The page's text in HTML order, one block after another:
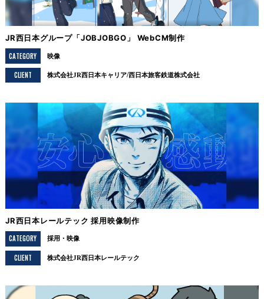
JR西日本グループ「JOBJOBGO」 WebCM制作
CATEGORY
映像
CLIENT 株式会社JR西日本キャリア/西日本旅客鉄道株式会社
JR西日本レールテック 採用映像制作
CATEGORY
採用 映像
CLIENT 株式会社JR西日本レールテック